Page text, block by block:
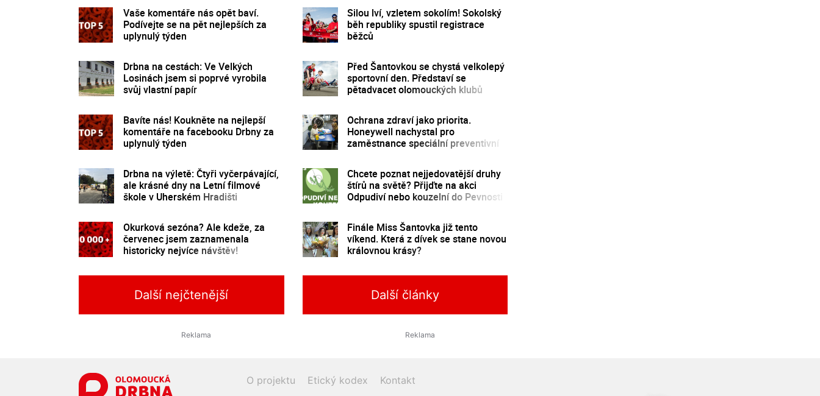
Vaše komentáře nás opět baví.
Podívejte se na pět nejlepších za
uplynulý týden
Drbna na cestách: Ve Velkých
Losinách jsem si poprvé vyrobila
svůj vlastní papír
Bavíte nás! Koukněte na nejlepší
komentáře na facebooku Drbny za
uplynulý týden
Drbna na výletě: Čtyři vyčerpávající,
ale krásné dny na Letní filmové
škole v Uherském Hradišti
Okurková sezóna? Ale kdeže, za
červenec jsem zaznamenala
historicky nejvíce návštěv!
Silou lví, vzletem sokolím! Sokolský
běh republiky spustil registrace
běžců
Před Šantovkou se chystá velkolepý
sportovní den. Představí se
pětadvacet olomouckých klubů
Ochrana zdraví jako priorita.
Honeywell nachystal pro
zaměstnance speciální preventivní
Chcete poznat nejjedovatější druhy
štírů na světě? Přijďte na akci
Odpudiví nebo kouzelní do Pevnosti
Finále Miss Šantovka již tento
víkend. Která z dívek se stane novou
královnou krásy?
Další nejčtenější Další články
O projektu Etický kodex Kontakt